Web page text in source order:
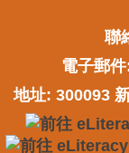
聯
電子郵
地址: 300093